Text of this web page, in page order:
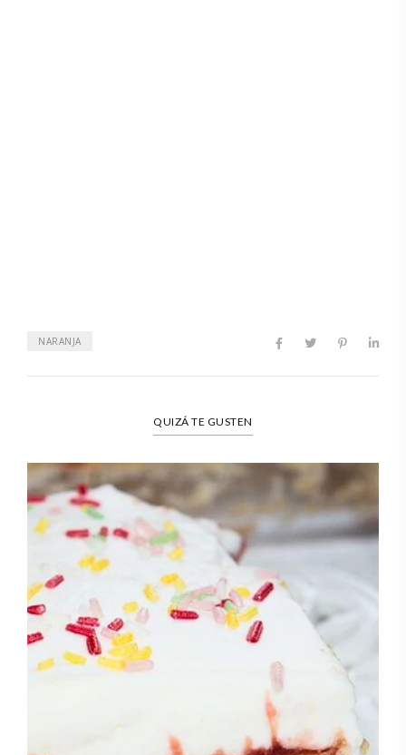
NARANJA
QUIZÁ TE GUSTEN